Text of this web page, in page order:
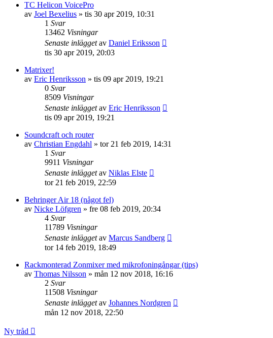
TC Helicon VoicePro
av Joel Bexelius » tis 30 apr 2019, 10:31
1 Svar
13462 Visningar
Senaste inläggetav Daniel Eriksson
tis 30 apr 2019, 20:03
Matrixer!
av Eric Henriksson » tis 09 apr 2019, 19:21
0 Svar
8509 Visningar
Senaste inläggetav Eric Henriksson
tis 09 apr 2019, 19:21
Soundcraft och router
av Christian Engdahl » tor 21 feb 2019, 14:31
1 Svar
9911 Visningar
Senaste inläggetav Niklas Elste
tor 21 feb 2019, 22:59
Behringer Air 18 (något fel)
av Nicke Löfgren » fre 08 feb 2019, 20:34
4 Svar
11789 Visningar
Senaste inläggetav Marcus Sandberg
tor 14 feb 2019, 18:49
Rackmonterad Zonmixer med mikrofoningångar (tips)
av Thomas Nilsson » mån 12 nov 2018, 16:16
2 Svar
11508 Visningar
Senaste inläggetav Johannes Nordgren
mån 12 nov 2018, 22:50
Ny tråd